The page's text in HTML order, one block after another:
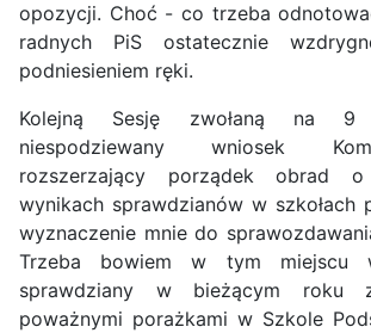
opozycji. Choć - co trzeba
radnych PiS ostatecznie
podniesieniem ręki.
Kolejną Sesję zwołaną na 9
niespodziewany wniosek
rozszerzający porządek obrad
wynikach sprawdzianów w szkołach
wyznaczenie mnie do
Trzeba bowiem w tym miejscu
sprawdziany w bieżącym roku
poważnymi porażkami w Szkole